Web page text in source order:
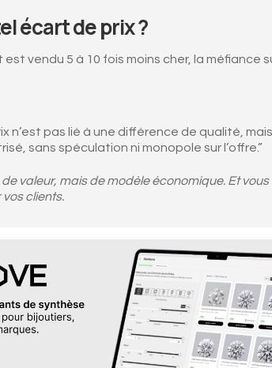
écart de prix ?
vendu 5 à 10 fois moins cher, la méfiance
n’est pas lié à une différence de qualité,
sans spéculation ni monopole sur l’offre.”
valeur, mais de modèle économique. Et vous
clients.